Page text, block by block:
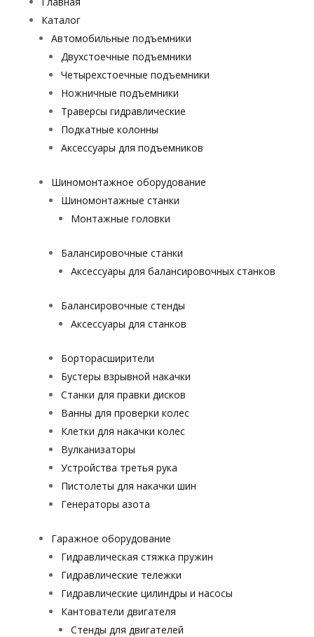
Каталог
Автомобильные подъемники
Двухстоечные подъемники
Четырехстоечные подъемники
Ножничные подъемники
Траверсы гидравлические
Подкатные колонны
Аксессуары для подъемников
Шиномонтажное оборудование
Шиномонтажные станки
Монтажные головки
Балансировочные станки
Аксессуары для балансировочных станков
Балансировочные стенды
Аксессуары для станков
Борторасширители
Бустеры взрывной накачки
Станки для правки дисков
Ванны для проверки колес
Клетки для накачки колес
Вулканизаторы
Устройства третья рука
Пистолеты для накачки шин
Генераторы азота
Гаражное оборудование
Гидравлическая стяжка пружин
Гидравлические тележки
Гидравлические цилиндры и насосы
Кантователи двигателя
Стенды для двигателей